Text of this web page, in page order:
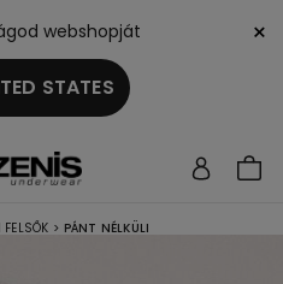
webshopját
STATES
×
> PÁNT NÉLKÜLI